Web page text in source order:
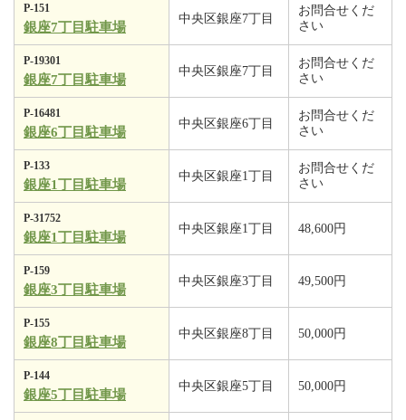
P-151
銀座7丁目駐車場
中央区銀座7丁目
お問合せくだ
さい
P-19301
銀座7丁目駐車場
中央区銀座7丁目
お問合せくだ
さい
P-16481
銀座6丁目駐車場
中央区銀座6丁目
お問合せくだ
さい
P-133
銀座1丁目駐車場
中央区銀座1丁目
お問合せくだ
さい
P-31752
銀座1丁目駐車場
中央区銀座1丁目 48,600円
P-159
銀座3丁目駐車場
中央区銀座3丁目 49,500円
P-155
銀座8丁目駐車場
中央区銀座8丁目 50,000円
P-144
銀座5丁目駐車場
中央区銀座5丁目 50,000円